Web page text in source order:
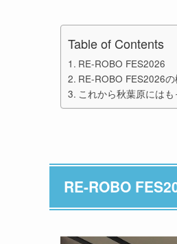
Table of Contents
RE-ROBO FES2026
RE-ROBO FES2026
これから秋葉原には
RE-ROBO